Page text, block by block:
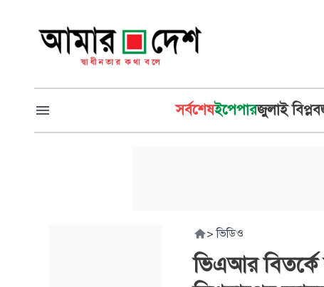
সর্বশেষইপেপারজুলাই বিপ্লব
> ভিডিও
ভিএআর বিতর্কে